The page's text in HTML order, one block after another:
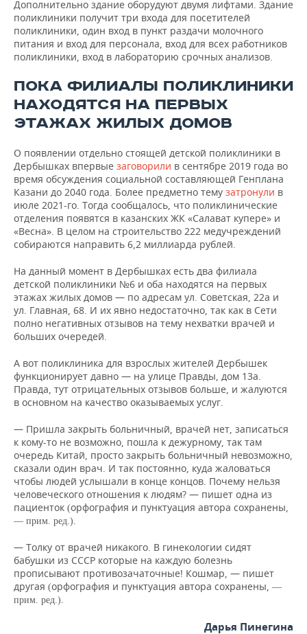
Дополнительно здание оборудуют двумя лифтами. Здание
поликлиники получит три входа для посетителей
поликлиники, один вход в пункт раздачи молочного
питания и вход для персонала, вход для всех работников
поликлиники, вход в лабораторию срочных анализов.
ПОКА ФИЛИАЛЫ ПОЛИКЛИНИКИ
НАХОДЯТСЯ НА ПЕРВЫХ
ЭТАЖАХ ЖИЛЫХ ДОМОВ
О появлении отдельно стоящей детской поликлиники в
Дербышках впервые заговорили в сентябре 2019 года во
время обсуждения социальной составляющей Генплана
Казани до 2040 года. Более предметно тему затронули в
июле 2021-го. Тогда сообщалось, что поликлинические
отделения появятся в казанских ЖК «Салават купере» и
«Весна». В целом на строительство 222 медучреждений
собираются направить 6,2 миллиарда рублей.
На данный момент в Дербышках есть два филиала
детской поликлиники №6 и оба находятся на первых
этажах жилых домов — по адресам ул. Советская, 22а и
ул. Главная, 68. И их явно недостаточно, так как в Сети
полно негативных отзывов на тему нехватки врачей и
больших очередей.
А вот поликлиника для взрослых жителей Дербышек
функционирует давно — на улице Правды, дом 13а.
Правда, тут отрицательных отзывов больше, и жалуются
в основном на качество оказываемых услуг.
— Пришла закрыть больничный, врачей нет, записаться
к кому-то не возможно, пошла к дежурному, так там
очередь Китай, просто закрыть больничный невозможно,
сказали один врач. И так постоянно, куда жаловаться
чтобы людей услышали в конце концов. Почему нельзя
человеческого отношения к людям? — пишет одна из
пациенток (орфография и пунктуация автора сохранены,
— прим. ред.).
— Толку от врачей никакого. В гинекологии сидят
бабушки из СССР которые на каждую болезнь
прописывают противозачаточные! Кошмар, — пишет
другая (орфография и пунктуация автора сохранены, —
прим. ред.).
Дарья Пинегина